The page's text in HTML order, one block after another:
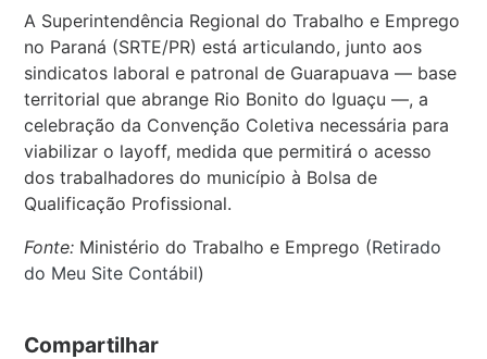
A Superintendência Regional do Trabalho e Emprego
no Paraná (SRTE/PR) está articulando, junto aos
sindicatos laboral e patronal de Guarapuava — base
territorial que abrange Rio Bonito do Iguaçu —, a
celebração da Convenção Coletiva necessária para
viabilizar o layoff, medida que permitirá o acesso
dos trabalhadores do município à Bolsa de
Qualificação Profissional.
Fonte: Ministério do Trabalho e Emprego (Retirado
do Meu Site Contábil)
Compartilhar